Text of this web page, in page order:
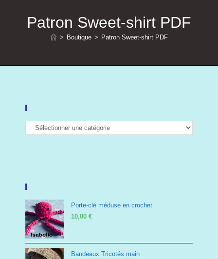
Patron Sweet-shirt PDF
> Boutique > Patron Sweet-shirt PDF
Porte-clé méduse en crochet
10,00€
Bandeaux Tricotés main